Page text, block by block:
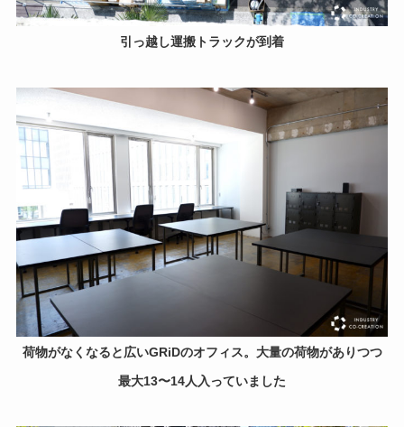
引っ越し運搬トラックが到着
荷物がなくなると広いGRiDのオフィス。大量の荷物がありつつ
最大13〜14人入っていました